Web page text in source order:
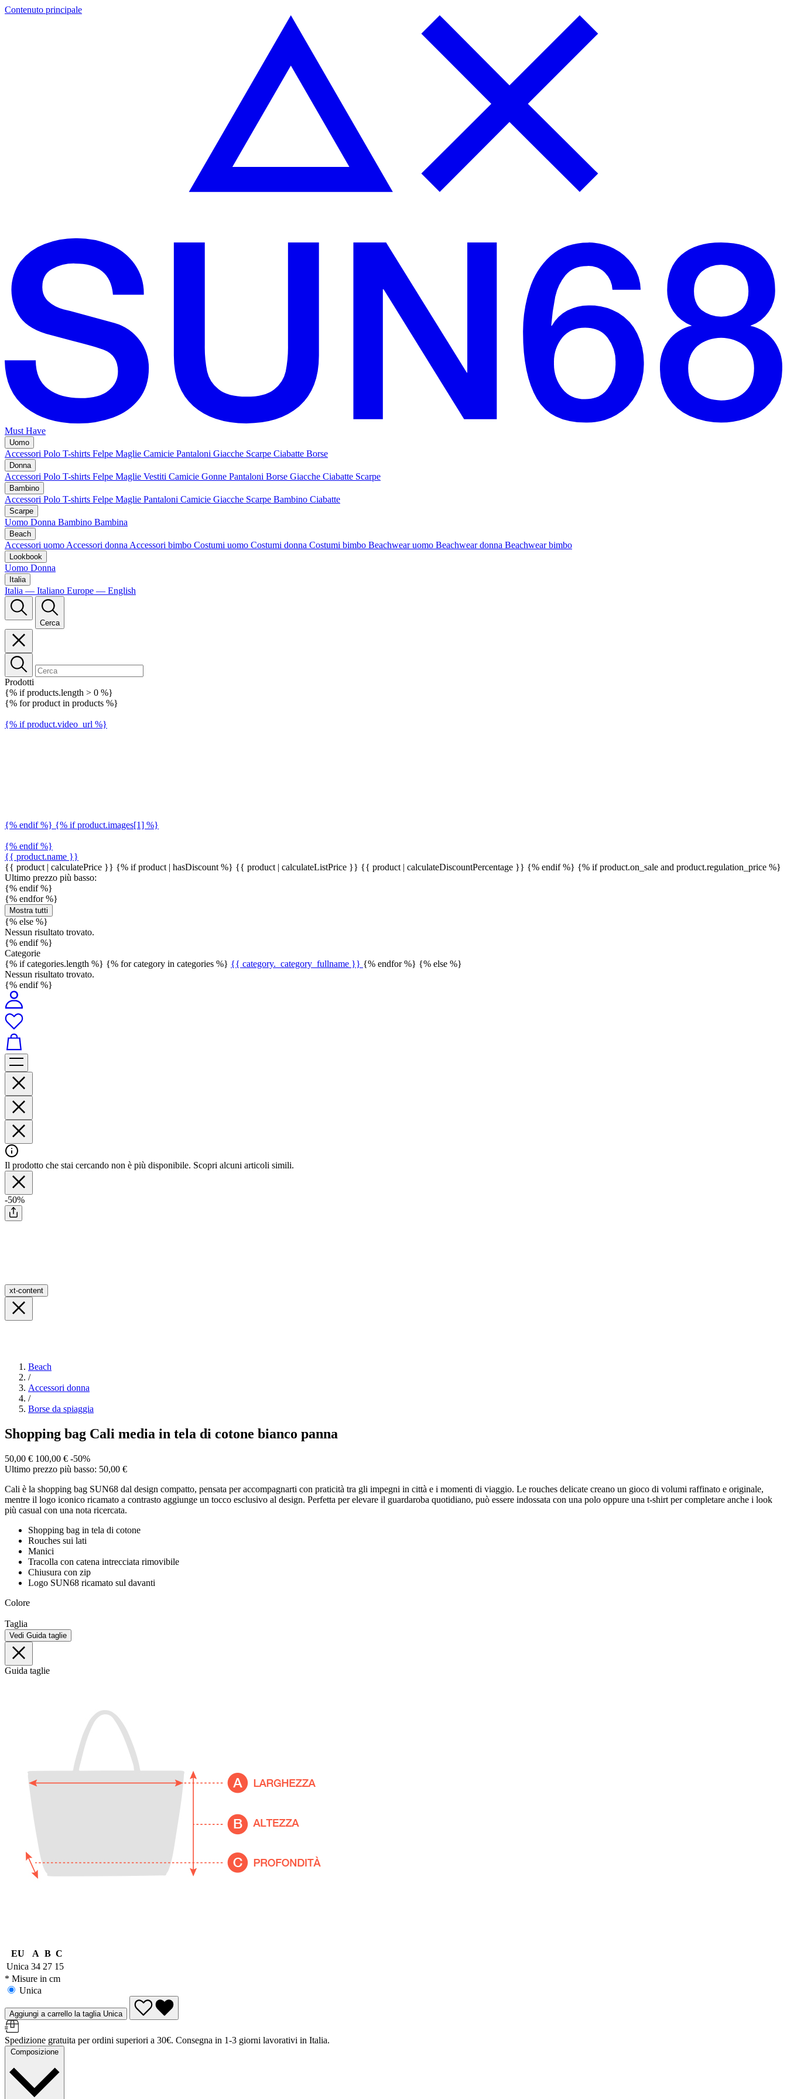
Contenuto principale
Must Have
Uomo
Accessori Polo T-shirts Felpe Maglie Camicie Pantaloni Giacche Scarpe Ciabatte Borse
Donna
Accessori Polo T-shirts Felpe Maglie Vestiti Camicie Gonne Pantaloni Borse Giacche Ciabatte Scarpe
Bambino
Accessori Polo T-shirts Felpe Maglie Pantaloni Camicie Giacche Scarpe Bambino Ciabatte
Scarpe
Uomo Donna Bambino Bambina
Beach
Accessori uomoAccessori donnaAccessori bimbo Costumi uomo Costumi donna Costumi bimbo Beachwear uomo Beachwear donna Beachwear bimbo
Lookbook
Uomo Donna
Italia
Italia — Italiano Europe — English
Cerca
Prodotti
{% if products.length > 0 %}
{% for product in products %}
{% if product.video_url %}
{% endif %} {% if product.images[1] %}
{% endif %}
{{ product.name }}
{{ product | calculatePrice }} {% if product | hasDiscount %} {{ product | calculateListPrice }} {{ product | calculateDiscountPercentage }} {% endif %} {% if product.on_sale and product.regulation_price %}
Ultimo prezzo più basso:
{% endif %}
{% endfor %}
Mostra tutti
{% else %}
Nessun risultato trovato.
{% endif %}
Categorie
{% if categories.length %} {% for category in categories %} {{ category._category_fullname }} {% endfor %} {% else %}
Nessun risultato trovato.
{% endif %}
Il prodotto che stai cercando non è più disponibile. Scopri alcuni articoli simili.
-50%
xt-content
Beach
/
Accessori donna
/
Borse da spiaggia
Shopping bag Cali media in tela di cotone bianco panna
50,00 € 100,00 € -50%
Ultimo prezzo più basso: 50,00 €
Cali è la shopping bag SUN68 dal design compatto, pensata per accompagnarti con praticità tra gli impegni in città e i momenti di viaggio. Le rouches delicate creano un gioco di volumi raffinato e originale,
mentre il logo iconico ricamato a contrasto aggiunge un tocco esclusivo al design. Perfetta per elevare il guardaroba quotidiano, può essere indossata con una polo oppure una t-shirt per completare anche i look
più casual con una nota ricercata.
Shopping bag in tela di cotone
Rouches sui lati
Manici
Tracolla con catena intrecciata rimovibile
Chiusura con zip
Logo SUN68 ricamato sul davanti
Colore
Taglia
Vedi Guida taglie
Guida taglie
EU A B C
Unica 34 27 15
* Misure in cm
Unica
Aggiungi a carrello la taglia Unica
Spedizione gratuita per ordini superiori a 30€. Consegna in 1-3 giorni lavorativi in Italia.
Composizione